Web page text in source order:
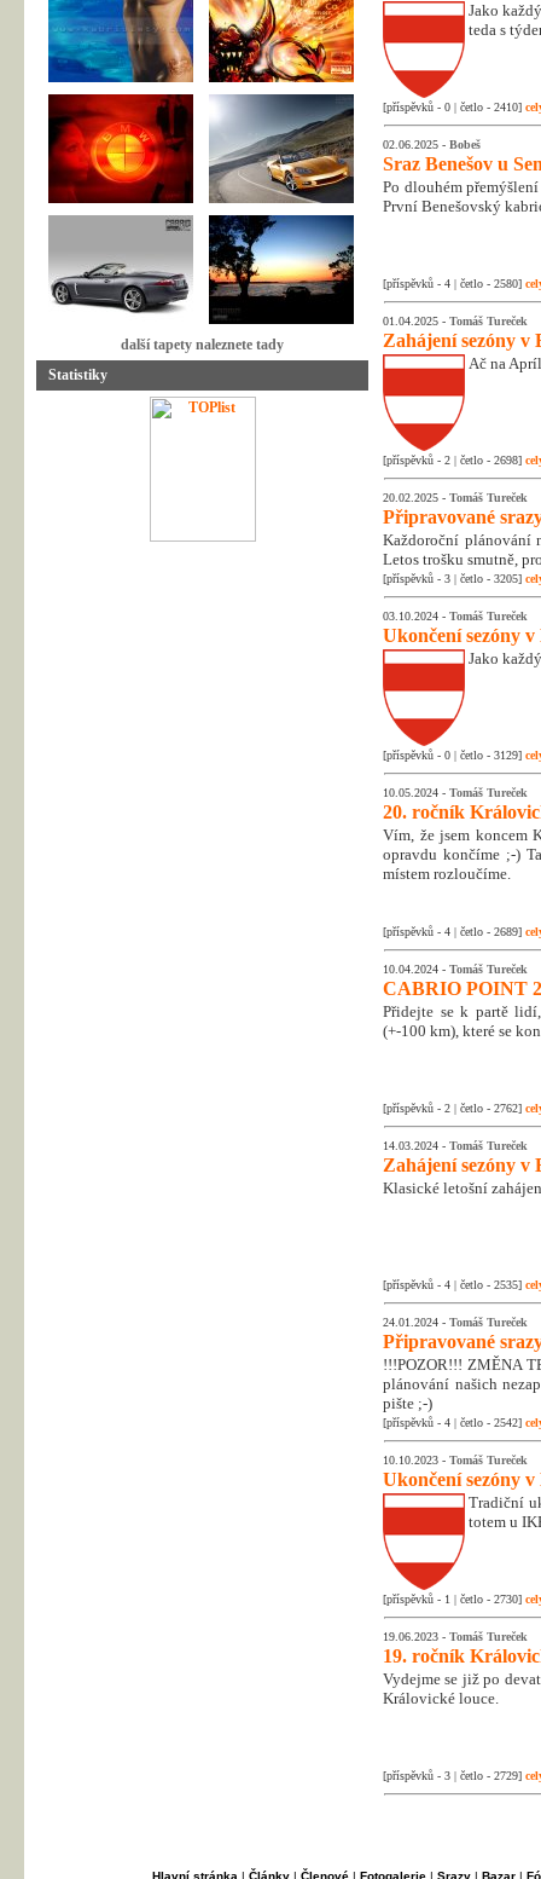
další tapety naleznete tady
Statistiky
Jako
teda s
[příspěvků - 0 | četlo - 2410]
02.06.2025 - Bobeš
Sraz Benešov u
Po dlouhém
První Benešovský
[příspěvků - 4 | četlo - 2580]
01.04.2025 - Tomáš Tureček
Zahájení sezóny v
Ač na
[příspěvků - 2 | četlo - 2698]
20.02.2025 - Tomáš Tureček
Připravované
Každoroční plánování
Letos trošku smutně,
[příspěvků - 3 | četlo - 3205]
03.10.2024 - Tomáš Tureček
Ukončení sezóny v
Jako
[příspěvků - 0 | četlo - 3129]
10.05.2024 - Tomáš Tureček
20. ročník
Vím, že jsem koncem
opravdu končíme ;-)
místem rozloučíme.
[příspěvků - 4 | četlo - 2689]
10.04.2024 - Tomáš Tureček
CABRIO POINT
Přidejte se k partě
(+-100 km), které se
[příspěvků - 2 | četlo - 2762]
14.03.2024 - Tomáš Tureček
Zahájení sezóny v
Klasické letošní
[příspěvků - 4 | četlo - 2535]
24.01.2024 - Tomáš Tureček
Připravované
!!!POZOR!!! ZMĚNA
plánování našich
pište ;-)
[příspěvků - 4 | četlo - 2542]
10.10.2023 - Tomáš Tureček
Ukončení sezóny v
Tradiční
totem u
[příspěvků - 1 | četlo - 2730]
19.06.2023 - Tomáš Tureček
19. ročník
Vydejme se již po
Královické louce.
[příspěvků - 3 | četlo - 2729]
Hlavní stránka | Články| Členové| Fotogalerie| Srazy| Bazar|